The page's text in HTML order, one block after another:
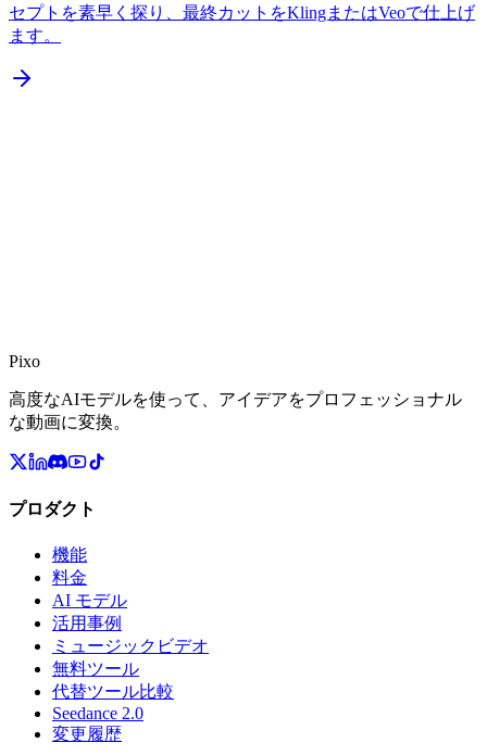
セプトを素早く探り、最終カットをKlingまたはVeoで仕上げ
ます。
Pixo
高度なAIモデルを使って、アイデアをプロフェッショナル
な動画に変換。
プロダクト
機能
料金
AI モデル
活用事例
ミュージックビデオ
無料ツール
代替ツール比較
Seedance 2.0
変更履歴